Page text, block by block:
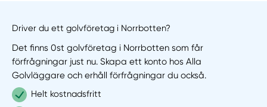
Driver du ett golvföretag i Norrbotten?
Det finns 0st golvföretag i Norrbotten som får
förfrågningar just nu. Skapa ett konto hos Alla
Golvläggare och erhåll förfrågningar du också.
Helt kostnadsfritt